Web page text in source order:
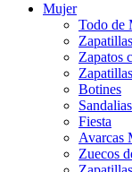
Mujer
Todo de
Zapatos
Botines
Sandalias
Fiesta
Avarcas
Zuecos